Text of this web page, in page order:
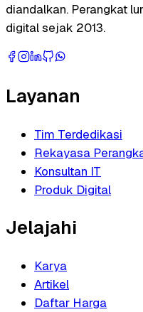
diandalkan. Perangkat
digital sejak 2013.
Layanan
Tim Terdedikasi
Rekayasa
Konsultan IT
Produk Digital
Jelajahi
Karya
Artikel
Daftar Harga